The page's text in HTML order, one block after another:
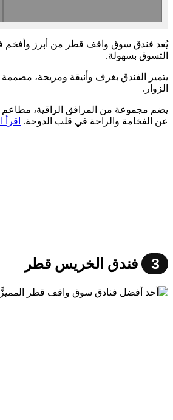
يُعد فندق سوق واقف قطر من أبرز وأفخم
التسوق بسهولة.
يتميز الفندق بغرف وأنيقة ومريحة، مصممة
الزوار.
يضم مجموعة من المرافق الراقية، مطاعم
عن الفخامة والراحة في قلب الدوحة. اقرأ
3 فندق الخريس قطر